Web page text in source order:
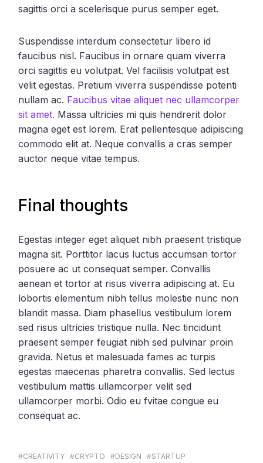
sagittis orci a scelerisque purus semper eget.
Suspendisse interdum consectetur libero id
faucibus nisl. Faucibus in ornare quam viverra
orci sagittis eu volutpat. Vel facilisis volutpat est
velit egestas. Pretium viverra suspendisse potenti
nullam ac. Faucibus vitae aliquet nec ullamcorper
sit amet. Massa ultricies mi quis hendrerit dolor
magna eget est lorem. Erat pellentesque adipiscing
commodo elit at. Neque convallis a cras semper
auctor neque vitae tempus.
Final thoughts
Egestas integer eget aliquet nibh praesent tristique
magna sit. Porttitor lacus luctus accumsan tortor
posuere ac ut consequat semper. Convallis
aenean et tortor at risus viverra adipiscing at. Eu
lobortis elementum nibh tellus molestie nunc non
blandit massa. Diam phasellus vestibulum lorem
sed risus ultricies tristique nulla. Nec tincidunt
praesent semper feugiat nibh sed pulvinar proin
gravida. Netus et malesuada fames ac turpis
egestas maecenas pharetra convallis. Sed lectus
vestibulum mattis ullamcorper velit sed
ullamcorper morbi. Odio eu fvitae congue eu
consequat ac.
#CREATIVITY #CRYPTO #DESIGN #STARTUP